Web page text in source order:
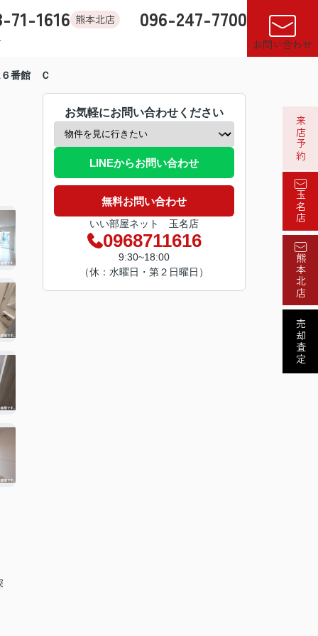
71-1616 熊本北店 096-247-7700
お問い合わせ
６番館 Ｃ
お気軽にお問い合わせください
LINEからお問い合わせ
無料お問い合わせ
いい部屋ネット 玉名店
0968711616
9:30~18:00
（休：水曜日・第２日曜日）
来店予約
玉名店
熊本北店
売却査定